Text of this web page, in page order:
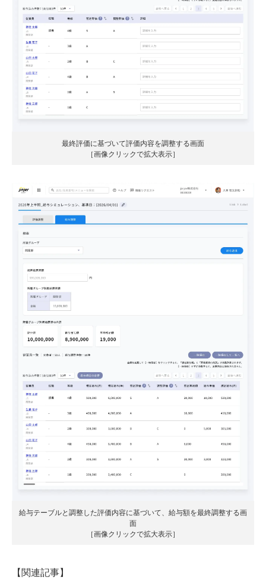
最終評価に基づいて評価内容を調整する画面
［画像クリックで拡大表示］
給与テーブルと調整した評価内容に基づいて、給与額を最終調整する画
面
［画像クリックで拡大表示］
【関連記事】